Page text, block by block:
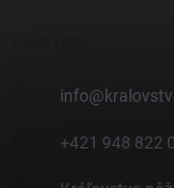
info@
+421 948 822